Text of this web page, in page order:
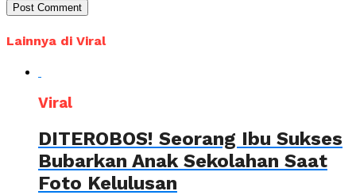
Lainnya di Viral
Viral
DITEROBOS! Seorang Ibu Sukses
Bubarkan Anak Sekolahan Saat
Foto Kelulusan